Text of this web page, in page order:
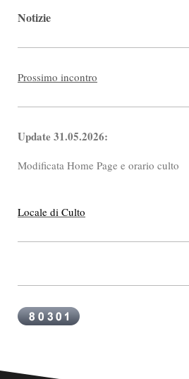
Notizie
Prossimo incontro
Update 31.05.2026:
Modificata Home Page e orario culto
Locale di Culto